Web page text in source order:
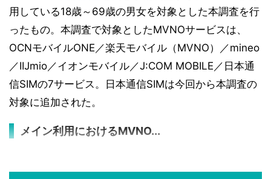
用している18歳～69歳の男女を対象とした本調査を行
ったもの。本調査で対象としたMVNOサービスは、
OCNモバイルONE／楽天モバイル（MVNO）／mineo
／IIJmio／イオンモバイル／J:COM MOBILE／日本通
信SIMの7サービス。日本通信SIMは今回から本調査の
対象に追加された。
メイン利用におけるMVNO...